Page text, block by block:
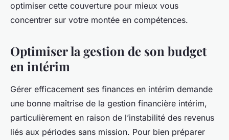
optimiser cette couverture pour mieux vous
concentrer sur votre montée en compétences.
Optimiser la gestion de son budget
en intérim
Gérer efficacement ses finances en intérim demande
une bonne maîtrise de la gestion financière intérim,
particulièrement en raison de l’instabilité des revenus
liés aux périodes sans mission. Pour bien préparer